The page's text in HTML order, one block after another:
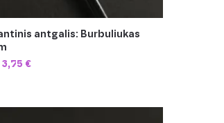
antgalis: Burbuliukas
3,75 €